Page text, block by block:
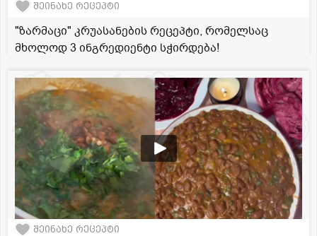
შეინახე რეცეპტი
"ზარმაცი" კრუასანების რეცეპტი, რომელსაც
მხოლოდ 3 ინგრედიენტი სჭირდება!
შეინახე რეცეპტი